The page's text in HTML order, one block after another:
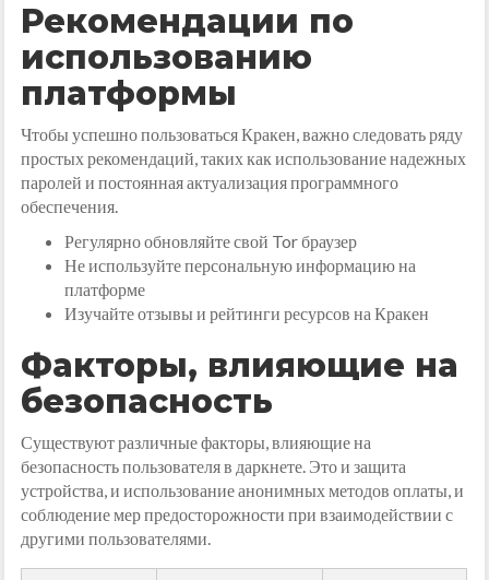
Рекомендации по
использованию
платформы
Чтобы успешно пользоваться Кракен, важно следовать ряду
простых рекомендаций, таких как использование надежных
паролей и постоянная актуализация программного
обеспечения.
Регулярно обновляйте свой Tor браузер
Не используйте персональную информацию на
платформе
Изучайте отзывы и рейтинги ресурсов на Кракен
Факторы, влияющие на
безопасность
Существуют различные факторы, влияющие на
безопасность пользователя в даркнете. Это и защита
устройства, и использование анонимных методов оплаты, и
соблюдение мер предосторожности при взаимодействии с
другими пользователями.